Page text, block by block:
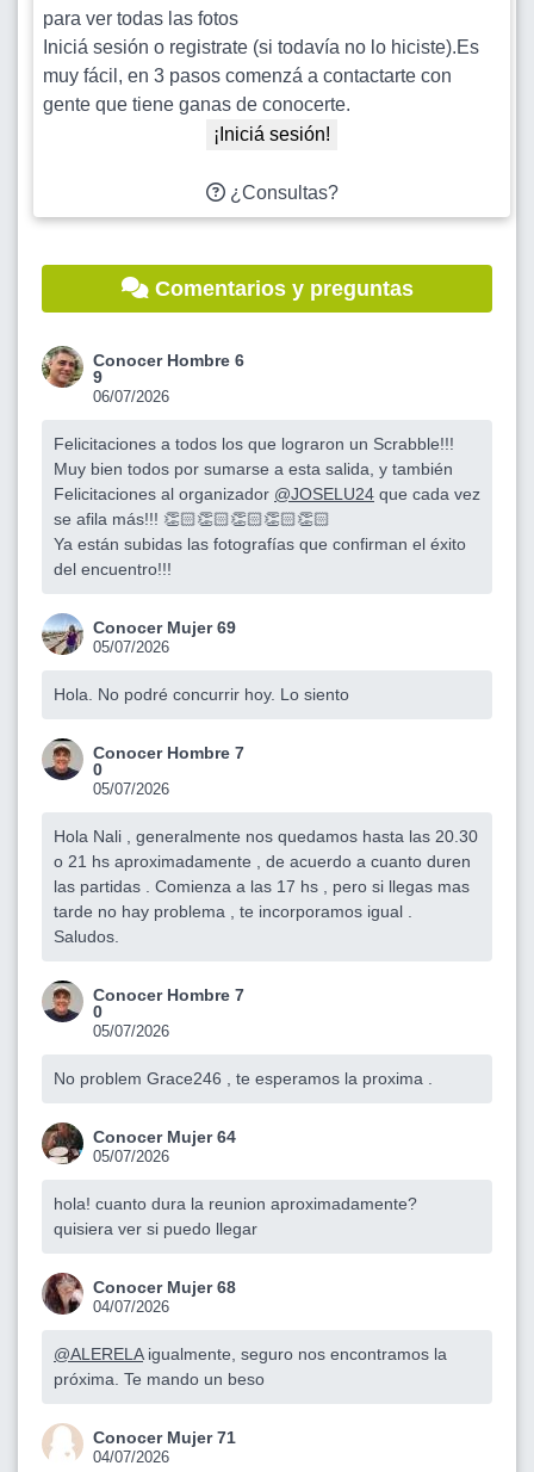
para ver todas las fotos
Iniciá sesión o registrate (si todavía no lo hiciste).Es
muy fácil, en 3 pasos comenzá a contactarte con
gente que tiene ganas de conocerte.
¡Iniciá sesión!
¿Consultas?
Comentarios y preguntas
Conocer Hombre 6
9
06/07/2026
Felicitaciones a todos los que lograron un Scrabble!!!
Muy bien todos por sumarse a esta salida, y también
Felicitaciones al organizador @JOSELU24 que cada vez
se afila más!!! 👏🏻👏🏻👏🏻👏🏻👏🏻
Ya están subidas las fotografías que confirman el éxito
del encuentro!!!
Conocer Mujer 69
05/07/2026
Hola. No podré concurrir hoy. Lo siento
Conocer Hombre 7
0
05/07/2026
Hola Nali , generalmente nos quedamos hasta las 20.30
o 21 hs aproximadamente , de acuerdo a cuanto duren
las partidas . Comienza a las 17 hs , pero si llegas mas
tarde no hay problema , te incorporamos igual .
Saludos.
Conocer Hombre 7
0
05/07/2026
No problem Grace246 , te esperamos la proxima .
Conocer Mujer 64
05/07/2026
hola! cuanto dura la reunion aproximadamente?
quisiera ver si puedo llegar
Conocer Mujer 68
04/07/2026
@ALERELAigualmente, seguro nos encontramos la
próxima. Te mando un beso
Conocer Mujer 71
04/07/2026